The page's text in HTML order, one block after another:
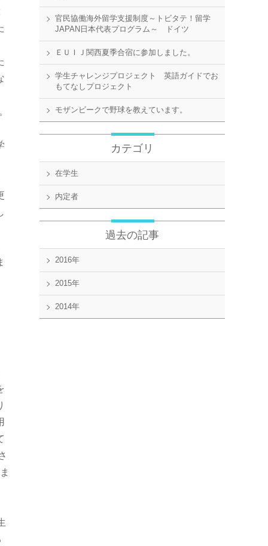
官民協働海外留学支援制度～トビタテ！留学
JAPAN日本代表プログラム～ ドイツ
ＥＵＩＪ関西夏季合宿に参加しました。
学生チャレンジプロジェクト 英語ガイドでお
もてなしプロジェクト
モザンビークで野球を教えています。
カテゴリ
在学生
内定者
過去の記事
2016年
2015年
2014年